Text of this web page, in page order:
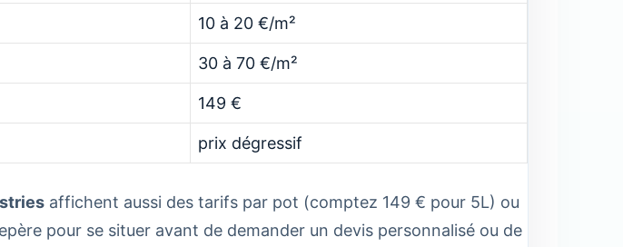
10 à 20 €/m²
30 à 70 €/m²
149 €
prix dégressif
affichent aussi des tarifs par pot (comptez 149 € pour 5L) ou
pour se situer avant de demander un devis personnalisé ou de